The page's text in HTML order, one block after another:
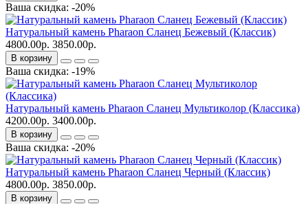
Ваша скидка: -20%
Натуральный камень Pharaon Сланец Бежевый (Классик)
4800.00р. 3850.00р.
В корзину
Ваша скидка: -19%
Натуральный камень Pharaon Сланец Мультиколор (Классика)
4200.00р. 3400.00р.
В корзину
Ваша скидка: -20%
Натуральный камень Pharaon Сланец Черный (Классик)
4800.00р. 3850.00р.
В корзину